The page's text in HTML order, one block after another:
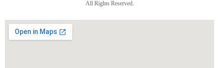
All Rights Reserved.